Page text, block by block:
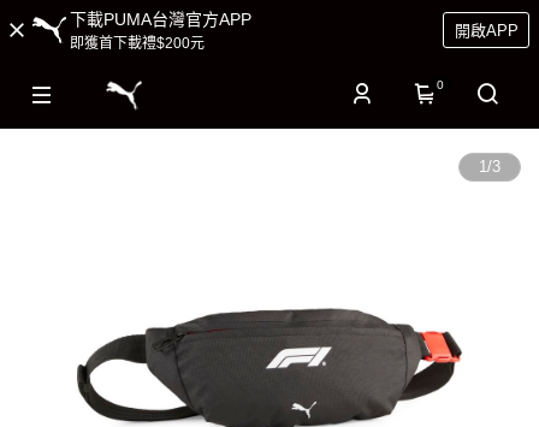
下載PUMA台灣官方APP
即獲首下載禮$200元
開啟APP
0
1/3